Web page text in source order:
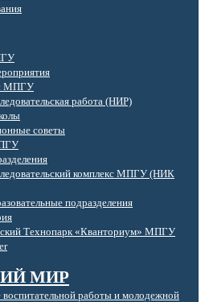
МПГУ
работа (НИР)
советы
комплекс МПГУ (НИК
подразделения
Технопарк «Кванториум» МПГУ
МИР
воспитательной работы и молодежной